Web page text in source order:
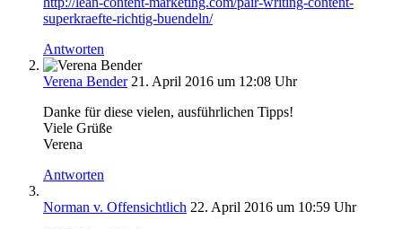
superkraefte-richtig-buendeln/
Antworten
Verena Bender 21. April 2016 um 12:08 Uhr
Danke für diese vielen, ausführlichen Tipps!
Viele Grüße
Verena
Antworten
Norman v. Offensichtlich 22. April 2016 um 10:59 Uhr